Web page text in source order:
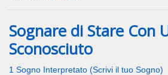
Sognare di Stare Con
Sconosciuto
1 Sogno Interpretato (Scrivi il tuo Sogno)